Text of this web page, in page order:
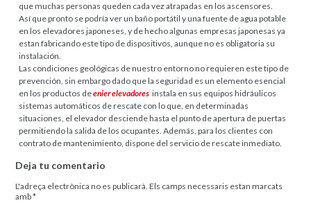
que muchas personas queden cada vez atrapadas en los ascensores.
Así que pronto se podría ver un baño portátil y una fuente de agua potable
en los elevadores japoneses, y de hecho algunas empresas japonesas ya
estan fabricando este tipo de dispositivos, aunque no es obligatoria su
instalación.
Las condiciones geológicas de nuestro entorno no requieren este tipo de
prevención, sin embargo dado que la seguridad es un elemento esencial
en los productos deenier elevadores instala en sus equipos hidráulicos
sistemas automáticos de rescate con lo que, en determinadas
situaciones, el elevador desciende hasta el punto de apertura de puertas
permitiendo la salida de los ocupantes. Además, para los clientes con
contrato de mantenimiento, dispone del servicio de rescate inmediato.
Deja tu comentario
L'adreça electrònica no es publicarà. Els camps necessaris estan marcats
amb*